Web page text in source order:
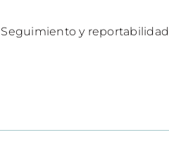
Seguimiento y reportabilidad